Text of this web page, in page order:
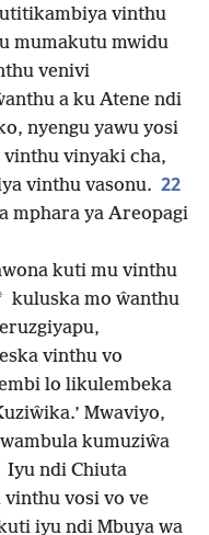
vinthu
mumakutu mwidu
venivi
a ku Atene ndi
nyengu yawu yosi
vinyaki cha,
vinthu vasonu. 22
mphara ya Areopagi
kuti mu vinthu
kuluska mo ŵanthu
vinthu vo
lo likulembeka
Mwaviyo,
kumuziŵa
Iyu ndi Chiuta
vosi vo ve
iyu ndi Mbuya wa